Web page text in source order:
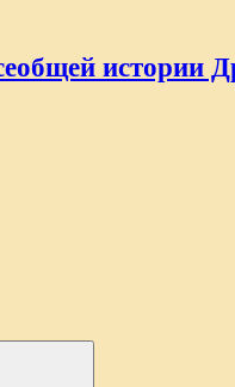
истории